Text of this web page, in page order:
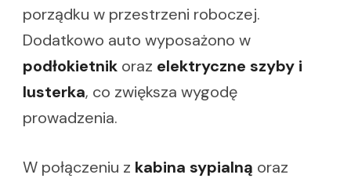
porządku w przestrzeni roboczej.
Dodatkowo auto wyposażono w
podłokietnik oraz elektryczne szyby i
lusterka, co zwiększa wygodę
prowadzenia.
W połączeniu z kabina sypialną oraz